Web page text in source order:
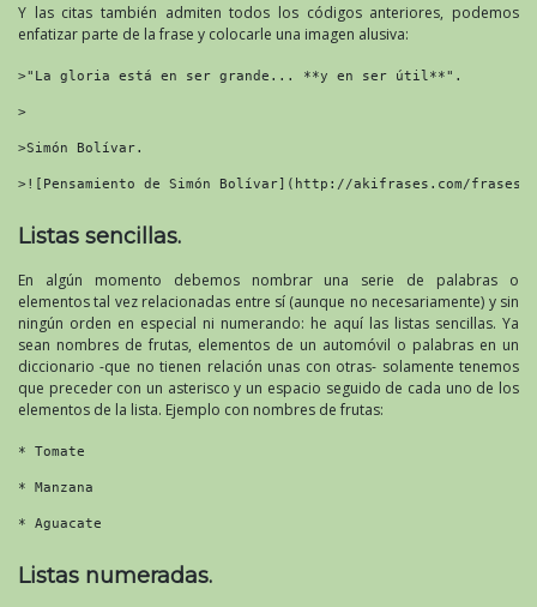
Y las citas también admiten todos los códigos anteriores, podemos
enfatizar parte de la frase y colocarle una imagen alusiva:
>"La gloria está en ser grande... **y en ser útil**".
>
>Simón Bolívar.
>![Pensamiento de Simón Bolívar](http://akifrases.com/
Listas sencillas.
En algún momento debemos nombrar una serie de palabras o
elementos tal vez relacionadas entre sí (aunque no necesariamente) y sin
ningún orden en especial ni numerando: he aquí las listas sencillas. Ya
sean nombres de frutas, elementos de un automóvil o palabras en un
diccionario -que no tienen relación unas con otras- solamente tenemos
que preceder con un asterisco y un espacio seguido de cada uno de los
elementos de la lista. Ejemplo con nombres de frutas:
* Tomate
* Manzana
* Aguacate
Listas numeradas.